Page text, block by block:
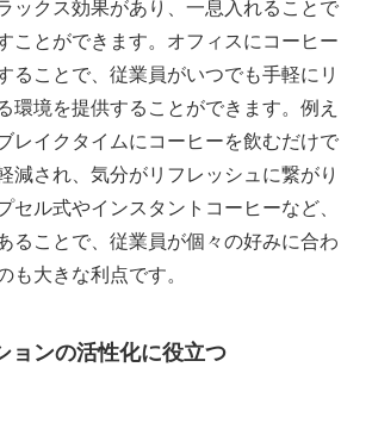
ックス効果があり、一息入れることで
ことができます。オフィスにコーヒー
ることで、従業員がいつでも手軽にリ
環境を提供することができます。例え
レイクタイムにコーヒーを飲むだけで
減され、気分がリフレッシュに繋がり
セル式やインスタントコーヒーなど、
ることで、従業員が個々の好みに合わ
も大きな利点です。
ョンの活性化に役立つ